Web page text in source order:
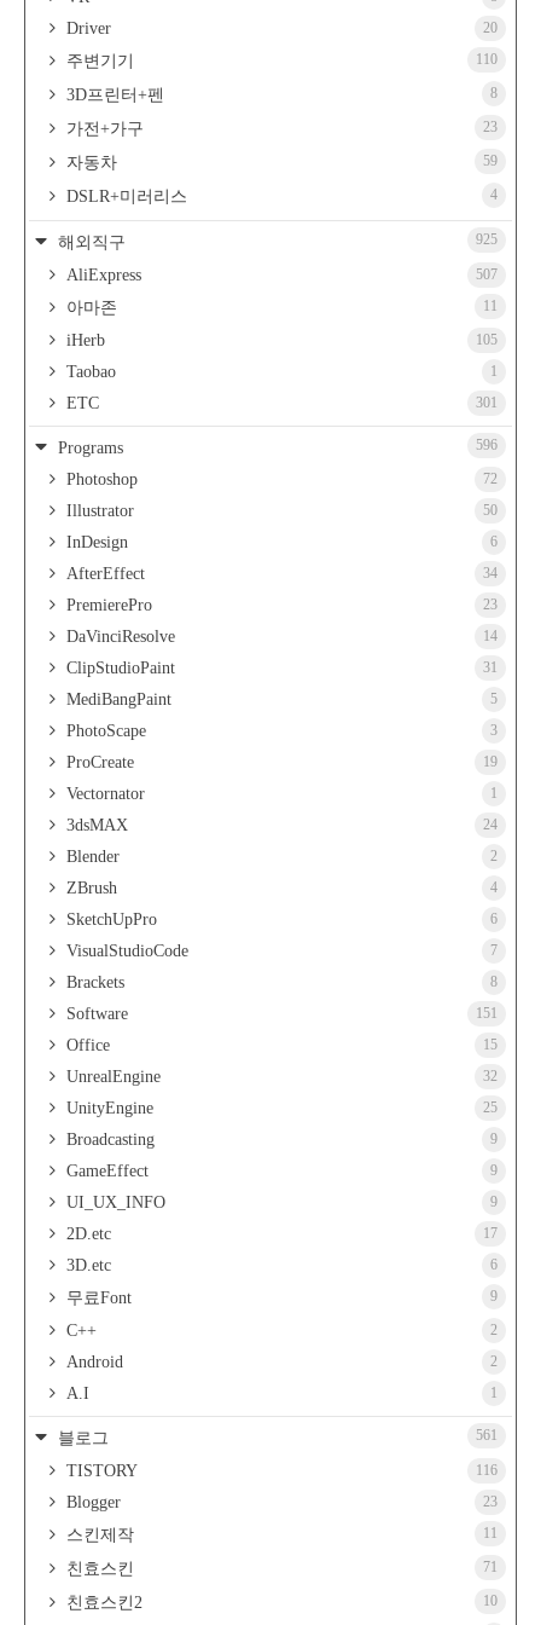
Driver 20
주변기기 110
3D프린터+펜 8
가전+가구 23
자동차 59
DSLR+미러리스 4
해외직구 925
AliExpress 507
아마존 11
iHerb 105
Taobao 1
ETC 301
Programs 596
Photoshop 72
Illustrator 50
InDesign 6
AfterEffect 34
PremierePro 23
DaVinciResolve 14
ClipStudioPaint 31
MediBangPaint 5
PhotoScape 3
ProCreate 19
Vectornator 1
3dsMAX 24
Blender 2
ZBrush 4
SketchUpPro 6
VisualStudioCode 7
Brackets 8
Software 151
Office 15
UnrealEngine 32
UnityEngine 25
Broadcasting 9
GameEffect 9
UI_UX_INFO 9
2D.etc 17
3D.etc 6
무료Font 9
C++ 2
Android 2
A.I 1
블로그 561
TISTORY 116
Blogger 23
스킨제작 11
친효스킨 71
친효스킨2 10